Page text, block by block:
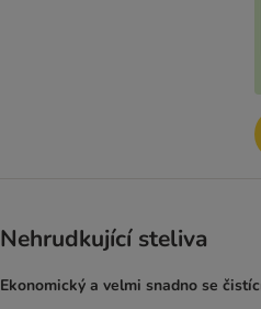
Nehrudkující steliva
Ekonomický a velmi snadno se